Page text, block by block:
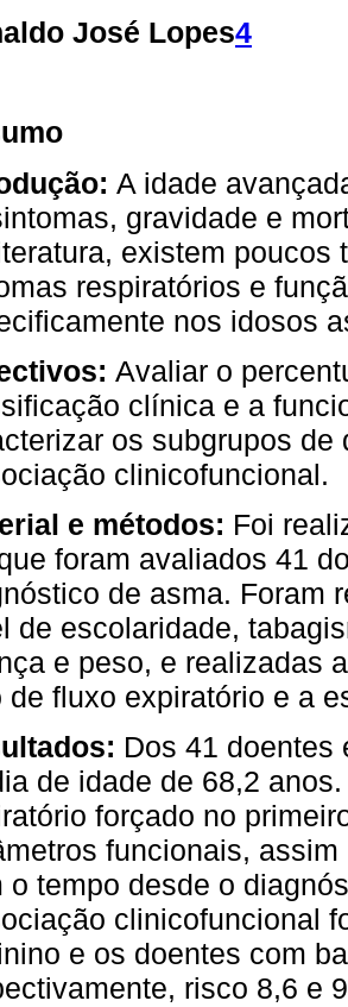
José Lopes4
A idade
gravidade e
existem poucos
respiratórios e
nos idosos
Avaliar o
clínica e a
os subgrupos
clinicofuncional.
e métodos: Foi
foram avaliados 41
de asma. Foram
de escolaridade,
e peso, e realizadas
de fluxo expiratório e a
Dos 41 doentes
de idade de 68,2
forçado no
funcionais,
o tempo desde o
clinicofuncional
e os doentes com
risco 8,6 e